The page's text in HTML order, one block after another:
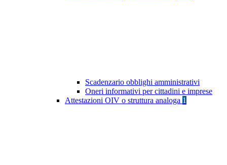
Scadenzario obblighi amministrativi
Oneri informativi per cittadini e imprese
Attestazioni OIV o struttura analoga 1